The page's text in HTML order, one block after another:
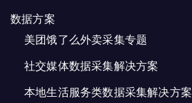
数据方案
美团饿了么外卖采集专题
社交媒体数据采集解决方案
本地生活服务类数据采集解决方案